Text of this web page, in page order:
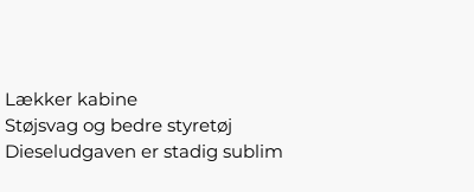
Lækker kabine
Støjsvag og bedre styretøj
Dieseludgaven er stadig sublim